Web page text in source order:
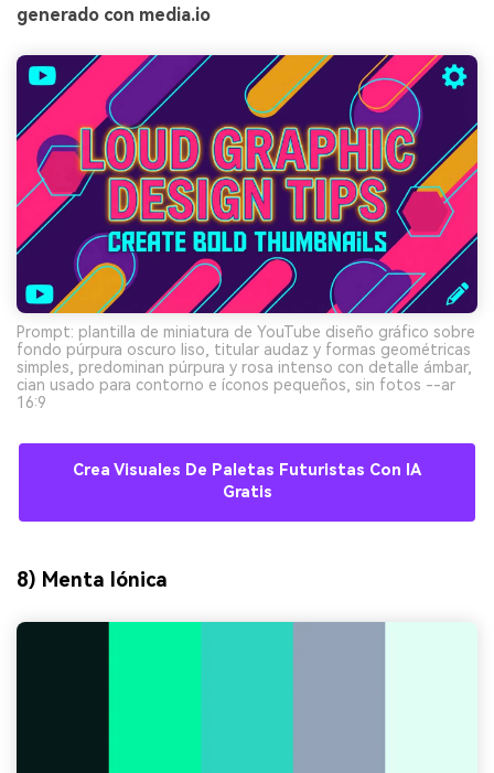
generado con media.io
Prompt: plantilla de miniatura de YouTube diseño gráfico sobre
fondo púrpura oscuro liso, titular audaz y formas geométricas
simples, predominan púrpura y rosa intenso con detalle ámbar,
cian usado para contorno e íconos pequeños, sin fotos --ar
16:9
Crea Visuales De Paletas Futuristas Con IA
Gratis
8) Menta Iónica